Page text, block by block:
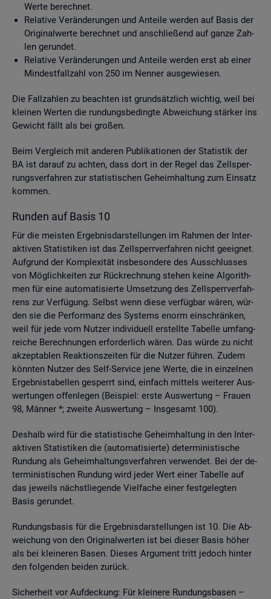
Werte be­rech­net.
Re­la­ti­ve Ver­än­de­run­gen und An­tei­le wer­den auf Basis der
Ori­gi­nal­wer­te be­rech­net und an­schlie­ßend auf ganze Zah­
len ge­run­det.
Re­la­ti­ve Ver­än­de­run­gen und An­tei­le wer­den erst ab einer
Min­dest­fall­zahl von 250 im Nen­ner aus­ge­wie­sen.
Die Fall­zah­len zu be­ach­ten ist grund­sätz­lich wich­tig, weil bei
klei­nen Wer­ten die run­dungs­be­ding­te Ab­wei­chung stär­ker ins
Ge­wicht fällt als bei gro­ßen.
Beim Ver­gleich mit an­de­ren Pu­bli­ka­tio­nen der Sta­tis­tik der
BA ist dar­auf zu ach­ten, dass dort in der Regel das Zell­sper­
rungs­ver­fah­ren zur sta­tis­ti­schen Ge­heim­hal­tung zum Ein­satz
kom­men.
Run­den auf Basis 10
Für die meis­ten Er­geb­nis­dar­stel­lun­gen im Rah­men der In­ter­
ak­ti­ven Sta­tis­ti­ken ist das Zell­sperr­ver­fah­ren nicht ge­eig­net.
Auf­grund der Kom­ple­xi­tät ins­be­son­de­re des Aus­schlus­ses
von Mög­lich­kei­ten zur Rück­rech­nung ste­hen keine Al­go­rith­
men für eine au­to­ma­ti­sier­te Um­set­zung des Zell­sperr­ver­fah­
rens zur Ver­fü­gung. Selbst wenn diese ver­füg­bar wären, wür­
den sie die Per­for­manz des Sys­tems enorm ein­schrän­ken,
weil für jede vom Nut­zer in­di­vi­du­ell er­stell­te Ta­bel­le um­fang­
rei­che Be­rech­nun­gen er­for­der­lich wären. Das würde zu nicht
ak­zep­ta­blen Re­ak­ti­ons­zei­ten für die Nut­zer füh­ren. Zudem
könn­ten Nut­zer des Self-Ser­vice jene Werte, die in ein­zel­nen
Er­geb­nis­ta­bel­len ge­sperrt sind, ein­fach mit­tels wei­te­rer Aus­
wer­tun­gen of­fen­le­gen (Bei­spiel: erste Aus­wer­tung – Frau­en
98, Män­ner *; zwei­te Aus­wer­tung – Ins­ge­samt 100).
Des­halb wird für die sta­tis­ti­sche Ge­heim­hal­tung in den In­ter­
ak­ti­ven Sta­tis­ti­ken die (au­to­ma­ti­sier­te) de­ter­mi­nis­ti­sche
Run­dung als Ge­heim­hal­tungs­ver­fah­ren ver­wen­det. Bei der de­
ter­mi­nis­ti­schen Run­dung wird jeder Wert einer Ta­bel­le auf
das je­weils nächst­lie­gen­de Viel­fa­che einer fest­ge­leg­ten
Basis ge­run­det.
Run­dungs­ba­sis für die Er­geb­nis­dar­stel­lun­gen ist 10. Die Ab­
wei­chung von den Ori­gi­nal­wer­ten ist bei die­ser Basis höher
als bei klei­ne­ren Basen. Die­ses Ar­gu­ment tritt je­doch hin­ter
den fol­gen­den bei­den zu­rück.
Si­cher­heit vor Auf­de­ckung: Für klei­ne­re Run­dungs­ba­sen –